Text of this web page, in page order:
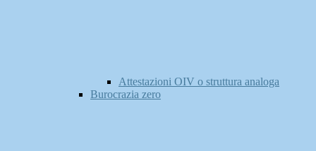
Attestazioni OIV o struttura analoga
Burocrazia zero